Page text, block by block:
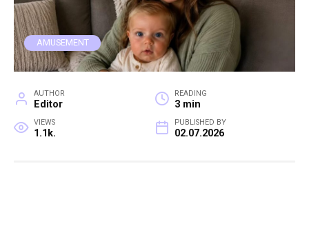
AMUSEMENT
AUTHOR
Editor
READING
3 min
VIEWS
1.1k.
PUBLISHED BY
02.07.2026